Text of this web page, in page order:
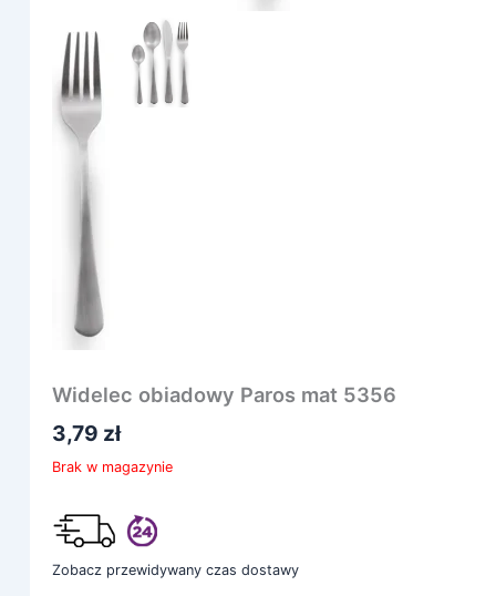
Widelec obiadowy Paros mat 5356
3,79 zł
Brak w magazynie
Zobacz przewidywany czas dostawy